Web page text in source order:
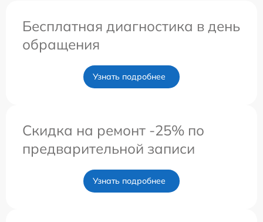
Бесплатная диагностика в день
обращения
Узнать подробнее
Скидка на ремонт -25% по
предварительной записи
Узнать подробнее